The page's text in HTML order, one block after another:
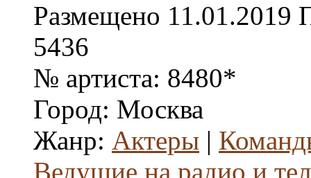
Размещено 11.01.2019
5436
№ артиста: 8480*
Город: Москва
Жанр: Актеры |
Ведущие на радио и